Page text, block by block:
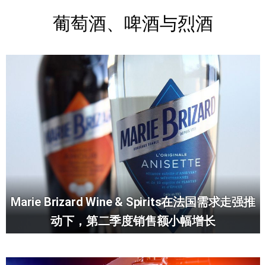
葡萄酒、啤酒与烈酒
Marie Brizard Wine & Spirits在法国需求走强推
动下，第二季度销售额小幅增长